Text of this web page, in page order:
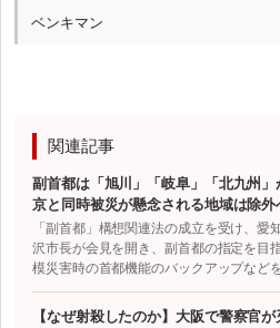
ベンキマン
関連記事
副首都は「旭川」「岐阜」「北九州
京と同時被災が懸念される地域は除外
「副首都」構想関連法の成立を受け、
沢市長が会見を開き、副首都の指定を目
模災害時の首都機能のバックアップなど
【なぜ射殺したのか】大阪で警察官